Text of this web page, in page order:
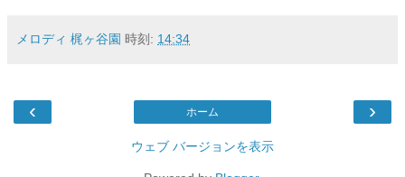
メロディ 梶ヶ谷園 時刻: 14:34
‹ ›
ホーム
ウェブ バージョンを表示